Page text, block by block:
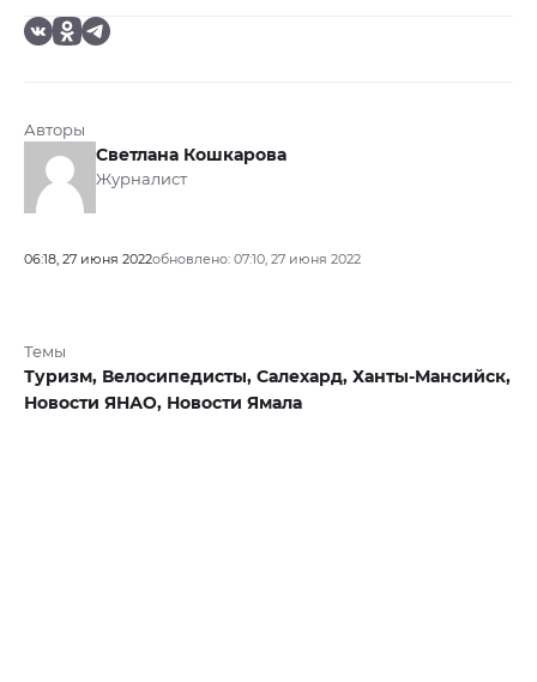
Авторы
Светлана Кошкарова
Журналист
06:18, 27 июня 2022обновлено: 07:10, 27 июня 2022
Темы
Туризм, Велосипедисты, Салехард, Ханты-Мансийск,
Новости ЯНАО, Новости Ямала